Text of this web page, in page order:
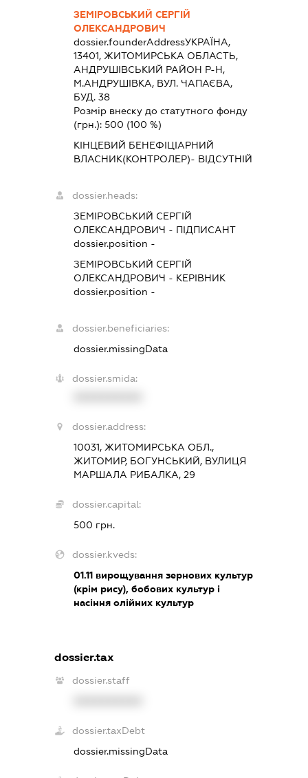
ЗЕМІРОВСЬКИЙ СЕРГІЙ
ОЛЕКСАНДРОВИЧ
dossier.founderAddressУКРАЇНА,
13401, ЖИТОМИРСЬКА ОБЛАСТЬ,
АНДРУШIВСЬКИЙ РАЙОН Р-Н,
М.АНДРУШІВКА, ВУЛ. ЧАПАЄВА,
БУД. 38
Розмір внеску до статутного фонду
(грн.):500 (100 %)
КІНЦЕВИЙ БЕНЕФІЦІАРНИЙ
ВЛАСНИК(КОНТРОЛЕР)- ВІДСУТНІЙ
dossier.heads:
ЗЕМІРОВСЬКИЙ СЕРГІЙ
ОЛЕКСАНДРОВИЧ - ПІДПИСАНТ
dossier.position -
ЗЕМІРОВСЬКИЙ СЕРГІЙ
ОЛЕКСАНДРОВИЧ - КЕРІВНИК
dossier.position -
dossier.beneficiaries:
dossier.missingData
dossier.smida:
dossier.address:
10031, ЖИТОМИРСЬКА ОБЛ.,
ЖИТОМИР, БОГУНСЬКИЙ, ВУЛИЦЯ
МАРШАЛА РИБАЛКА, 29
dossier.capital:
500 грн.
dossier.kveds:
01.11 вирощування зернових культур
(крім рису), бобових культур і
насіння олійних культур
dossier.tax
dossier.staff
dossier.taxDebt
dossier.missingData